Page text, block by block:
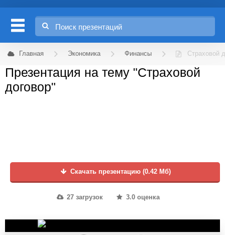
Главная Экономика Финансы Страховой
Презентация на тему "Страховой
договор"
Скачать презентацию (0.42 Мб)
27 загрузок 3.0 оценка